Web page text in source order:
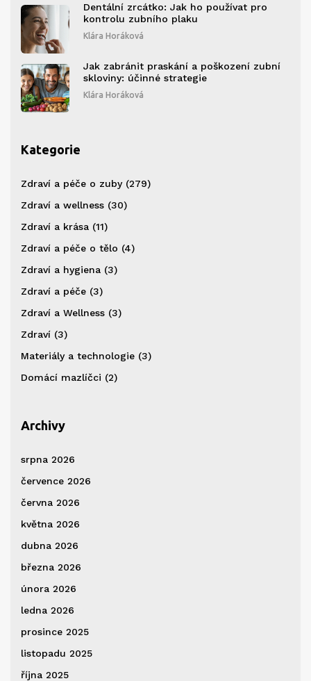
Dentální zrcátko: Jak ho používat pro
kontrolu zubního plaku
Klára Horáková
Jak zabránit praskání a poškození zubní
skloviny: účinné strategie
Klára Horáková
Kategorie
Zdraví a péče o zuby (279)
Zdraví a wellness (30)
Zdraví a krása (11)
Zdraví a péče o tělo (4)
Zdraví a hygiena (3)
Zdraví a péče (3)
Zdraví a Wellness (3)
Zdraví (3)
Materiály a technologie (3)
Domácí mazlíčci (2)
Archivy
srpna 2026
července 2026
června 2026
května 2026
dubna 2026
března 2026
února 2026
ledna 2026
prosince 2025
listopadu 2025
října 2025